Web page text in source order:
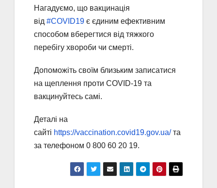
Нагадуємо, що вакцинація
від #COVID19 є єдиним ефективним
способом вберегтися від тяжкого
перебігу хвороби чи смерті.
Допоможіть своїм близьким записатися
на щеплення проти COVID-19 та
вакцинуйтесь самі.
Деталі на
сайті https://vaccination.covid19.gov.ua/та
за телефоном 0 800 60 20 19.